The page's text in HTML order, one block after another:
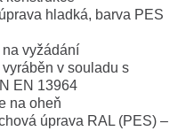
hladká, barva PES
vyžádání
v souladu s
EN 13964
na oheň
úprava RAL (PES) –